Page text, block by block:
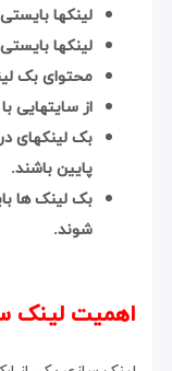
لینکها
لینکها
محتوای بک
از سایتهایی
بک لینکهای
پایین باشند.
بک لینک ها
شوند.
اهمیت لینک